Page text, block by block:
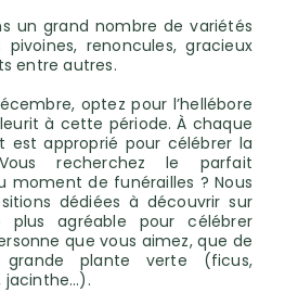
un grand nombre de variétés
renoncules, gracieux
entre autres.
optez pour l’hellébore
à cette période. À chaque
est approprié pour célébrer la
recherchez le parfait
moment de funérailles ? Nous
dédiées à découvrir sur
agréable pour célébrer
que vous aimez, que de
plante verte (ficus,
jacinthe…).